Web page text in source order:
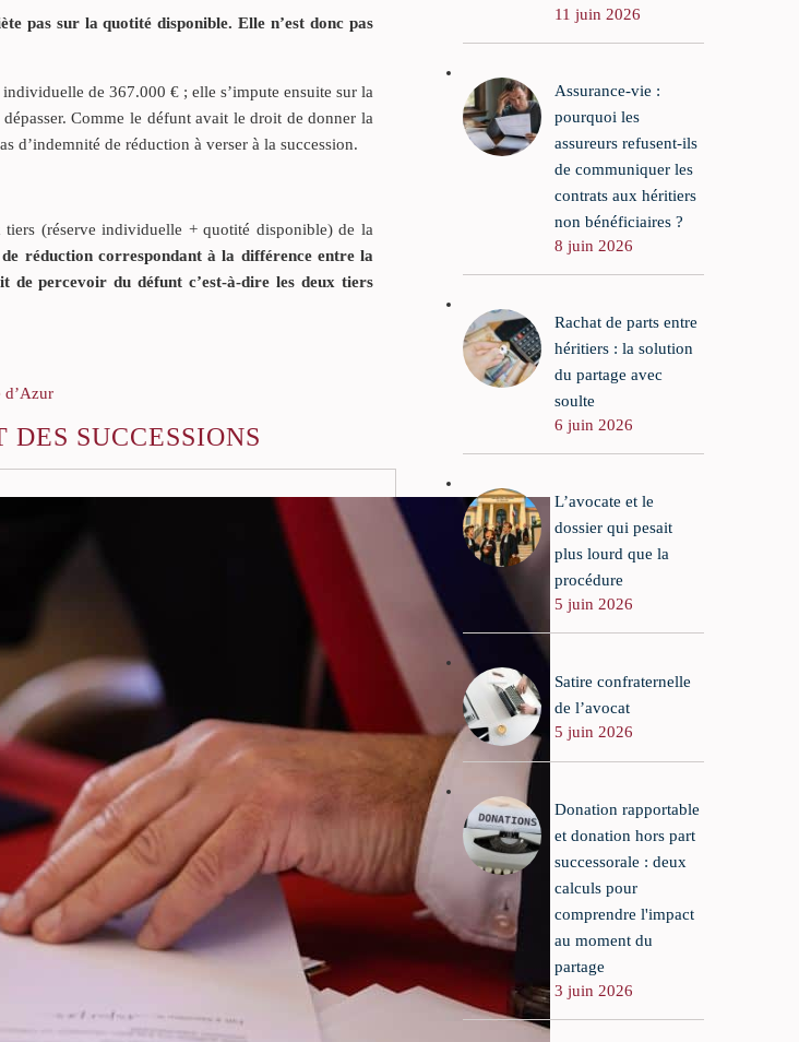
pas sur la quotité disponible. Elle n’est donc pas
de 367.000 € ; elle s’impute ensuite sur la
Comme le défunt avait le droit de donner la
d’indemnité de réduction à verser à la succession.
(réserve individuelle + quotité disponible) de la
réduction correspondant à la différence entre la
percevoir du défunt c’est-à-dire les deux tiers
d’Azur
SUCCESSIONS
11 juin 2026
Assurance-vie :
pourquoi les
assureurs refusent-ils
de communiquer les
contrats aux héritiers
non bénéficiaires ?
8 juin 2026
Rachat de parts entre
héritiers : la solution
du partage avec
soulte
6 juin 2026
L’avocate et le
dossier qui pesait
plus lourd que la
procédure
5 juin 2026
Satire confraternelle
de l’avocat
5 juin 2026
Donation rapportable
et donation hors part
successorale : deux
calculs pour
comprendre l'impact
au moment du
partage
3 juin 2026